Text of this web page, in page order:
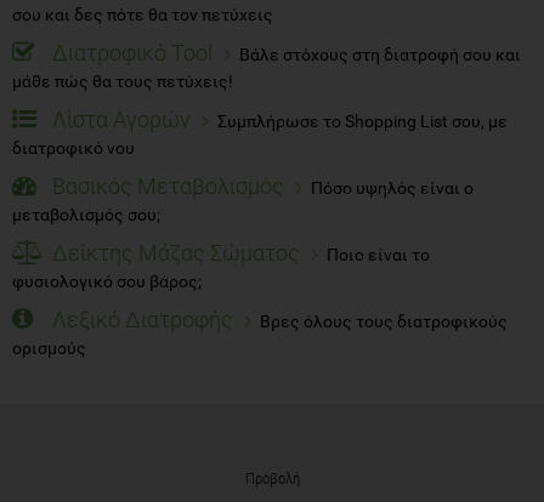
σου και δες πότε θα τον πετύχεις
Διατροφικό Tool
Βάλε στόχους στη διατροφή σου και
μάθε πώς θα τους πετύχεις!
Λίστα Αγορών
Συμπλήρωσε το Shopping List σου, με
διατροφικό νου
Βασικός Μεταβολισμός
Πόσο υψηλός είναι ο
μεταβολισμός σου;
Δείκτης Μάζας Σώματος
Ποιο είναι το
φυσιολογικό σου βάρος;
Λεξικό Διατροφής
Βρες όλους τους διατροφικούς
ορισμούς
Προβολή